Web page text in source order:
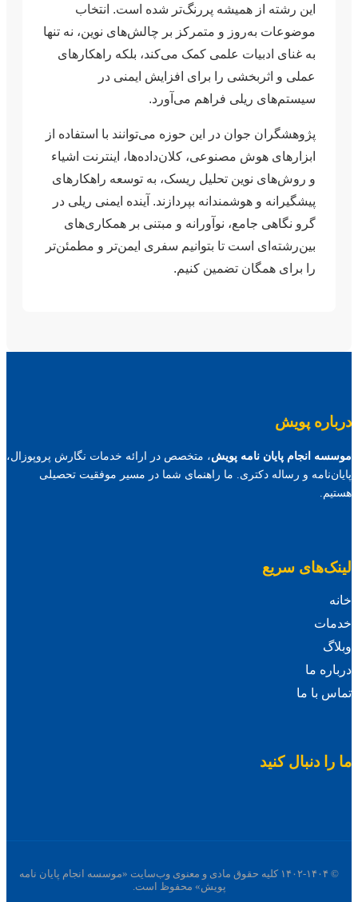
این رشته از همیشه پررنگ‌تر شده است. انتخاب
موضوعات به‌روز و متمرکز بر چالش‌های نوین، نه تنها
به غنای ادبیات علمی کمک می‌کند، بلکه راهکارهای
عملی و اثربخشی را برای افزایش ایمنی در
سیستم‌های ریلی فراهم می‌آورد.
پژوهشگران جوان در این حوزه می‌توانند با استفاده از
ابزارهای هوش مصنوعی، کلان‌داده‌ها، اینترنت اشیاء
و روش‌های نوین تحلیل ریسک، به توسعه راهکارهای
پیشگیرانه و هوشمندانه بپردازند. آینده ایمنی ریلی در
گرو نگاهی جامع، نوآورانه و مبتنی بر همکاری‌های
بین‌رشته‌ای است تا بتوانیم سفری ایمن‌تر و مطمئن‌تر
را برای همگان تضمین کنیم.
درباره پویش
موسسه انجام پایان نامه پویش، متخصص در ارائه خدمات نگارش پروپوزال،
پایان‌نامه و رساله دکتری. ما راهنمای شما در مسیر موفقیت تحصیلی
هستیم.
لینک‌های سریع
خانه
خدمات
وبلاگ
درباره ما
تماس با ما
ما را دنبال کنید
© ۱۴۰۲-۱۴۰۴ کلیه حقوق مادی و معنوی وب‌سایت «موسسه انجام پایان نامه
پویش» محفوظ است.